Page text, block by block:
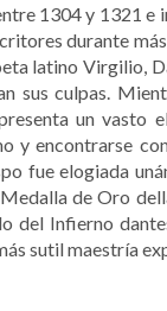
1304 y 1321 e
durante
latino Virgilio,
sus culpas.
un vasto
y encontrarse
fue elogiada
de Oro
del Infierno
sutil maestría